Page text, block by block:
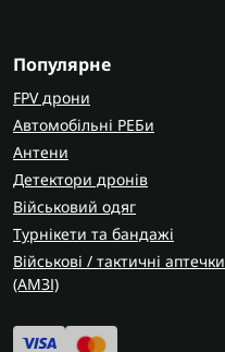
Популярне
FPV дрони
Автомобільні РЕБи
Антени
Детектори дронів
Військовий одяг
Турнікети та бандажі
Військові / тактичні аптечки
(AMЗІ)